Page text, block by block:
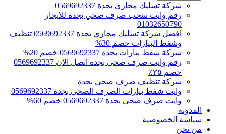
شركة تسليك مجاري بجدة 0569692337
رقم وايت سحب صرف صحي بجدة للايجار
01032650790
افضل شركة تسليك مجاري بجدة 0569692337 تنظيف
وشفط البيارات خصم 30%
شركة شفط بيارات بجدة 0569692337 خصم 20%
رقم وايت صرف صحي بجدة اتصل الان 0569692337
خصم ٣٥٪
شركة تنظيف صرف صحي بجدة
وايت شفط بيارات الصرف الصحي بجدة 0569692337
وايت صرف صحي بجدة 0569692337 خصم 60%
المدونة
سياسة الخصوصية
من نحن